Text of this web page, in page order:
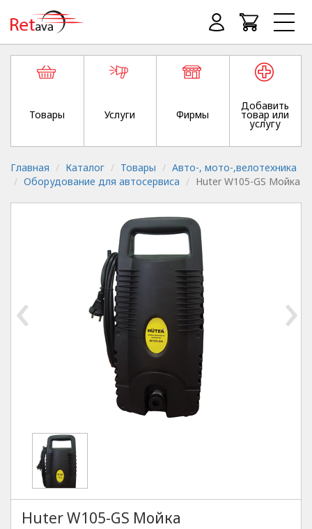
Товары Услуги Фирмы
Добавить
товар или
услугу
Главная Каталог Товары
Авто-, мото-,велотехника
Оборудование для автосервиса
Huter W105-GS Мойка
‹ ›
Huter W105-GS Мойка